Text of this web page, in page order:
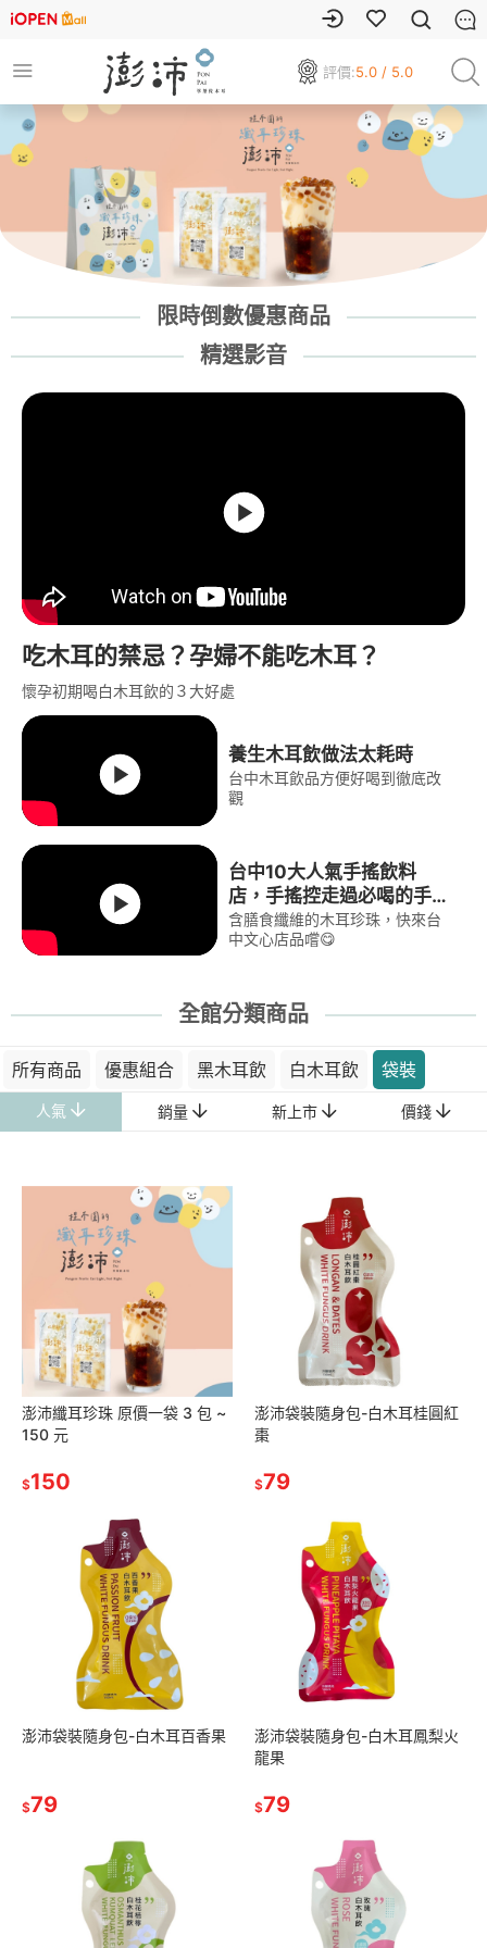
評價:5.0 / 5.0
限時倒數優惠商品
精選影音
吃木耳的禁忌？孕婦不能吃木耳？
懷孕初期喝白木耳飲的３大好處
養生木耳飲做法太耗時
台中木耳飲品方便好喝到徹底改
觀
台中10大人氣手搖飲料
店，手搖控走過必喝的手搖
品牌∣澎沛黑白%
含膳食纖維的木耳珍珠，快來台
中文心店品嚐😋
全館分類商品
所有商品 優惠組合 黑木耳飲 白木耳飲 袋裝
人氣 銷量 新上市 價錢
澎沛纖耳珍珠 原價一袋 3 包 ~
150 元
$150
澎沛袋裝隨身包-白木耳桂圓紅
棗
$79
澎沛袋裝隨身包-白木耳百香果
$79
澎沛袋裝隨身包-白木耳鳳梨火
龍果
$79